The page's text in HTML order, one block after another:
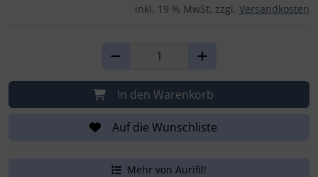
inkl. 19 % MwSt. zzgl. Versandkosten
In den Warenkorb
Auf die Wunschliste
Mehr von Aurifil!